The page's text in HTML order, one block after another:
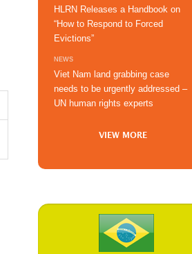
HLRN Releases a Handbook on
“How to Respond to Forced
Evictions”
NEWS
Viet Nam land grabbing case
needs to be urgently addressed –
UN human rights experts
VIEW MORE